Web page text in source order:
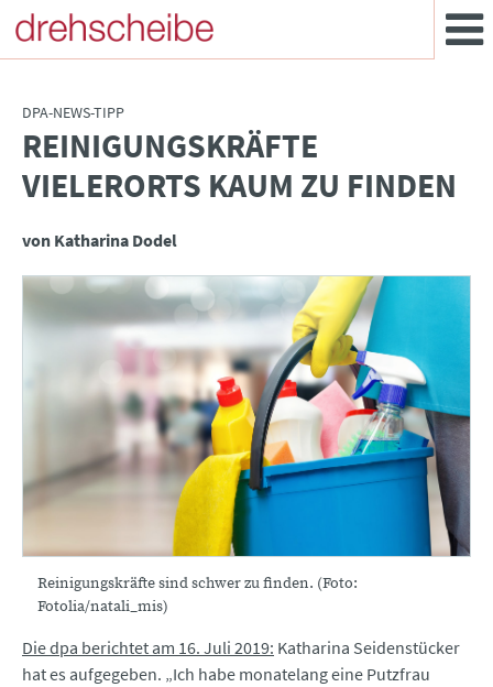
DPA-NEWS-TIPP
:REINIGUNGSKRÄFTE
VIELERORTS KAUM ZU FINDEN
von Katharina Dodel
Reinigungskräfte sind schwer zu finden. (Foto:
Fotolia/natali_mis)
Die dpa berichtet am 16. Juli 2019: Katharina Seidenstücker
hat es aufgegeben. „Ich habe monatelang eine Putzfrau